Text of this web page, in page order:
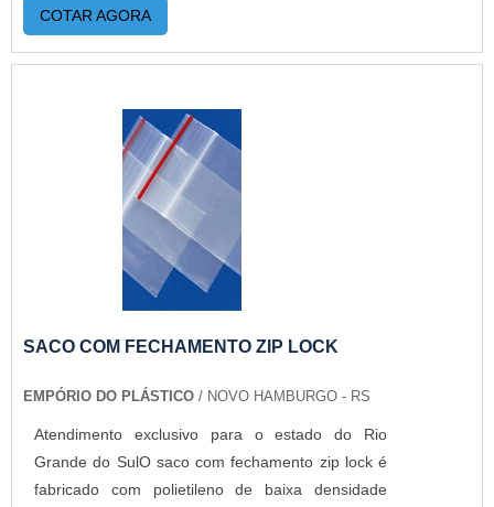
COTAR AGORA
SACO COM FECHAMENTO ZIP LOCK
EMPÓRIO DO PLÁSTICO / NOVO HAMBURGO - RS
Atendimento exclusivo para o estado do Rio
Grande do SulO saco com fechamento zip lock é
fabricado com polietileno de baixa densidade